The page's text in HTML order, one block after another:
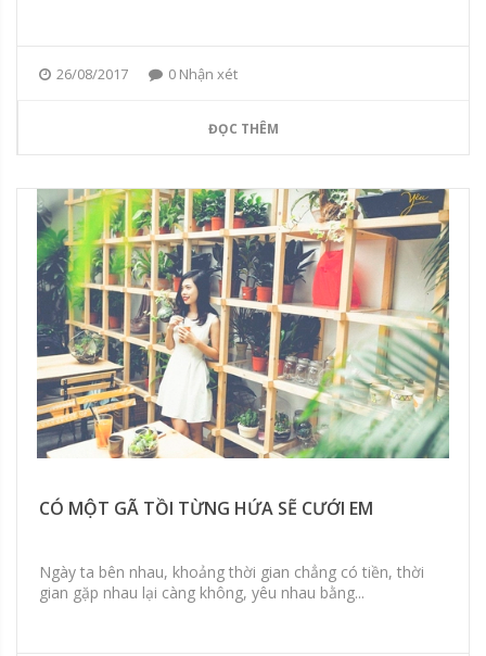
26/08/2017 0 Nhận xét
ĐỌC THÊM
CÓ MỘT GÃ TỒI TỪNG HỨA SẼ CƯỚI EM
Ngày ta bên nhau, khoảng thời gian chẳng có tiền, thời
gian gặp nhau lại càng không, yêu nhau bằng...